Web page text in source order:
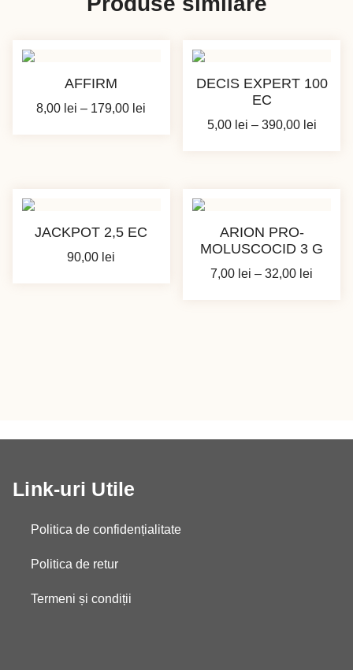
AFFIRM
8,00 lei – 179,00 lei
DECIS EXPERT 100
EC
5,00 lei – 390,00 lei
JACKPOT 2,5 EC
90,00 lei
ARION PRO-
MOLUSCOCID 3 G
7,00 lei – 32,00 lei
Link-uri Utile
Politica de confidențialitate
Politica de retur
Termeni și condiții